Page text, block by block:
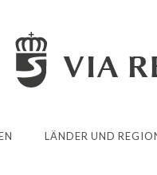
LÄNDER UND